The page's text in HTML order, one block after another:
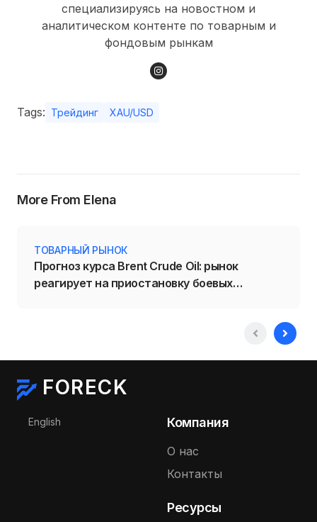
специализируясь на новостном и
аналитическом контенте по товарным и
фондовым рынкам
Tags: Трейдинг XAU/USD
More From Elena
ТОВАРНЫЙ РЫНОК
Прогноз курса Brent Crude Oil: рынок
реагирует на приостановку боевых
FORECK
Выберите язык
English Компания
О нас
Контакты
Ресурсы